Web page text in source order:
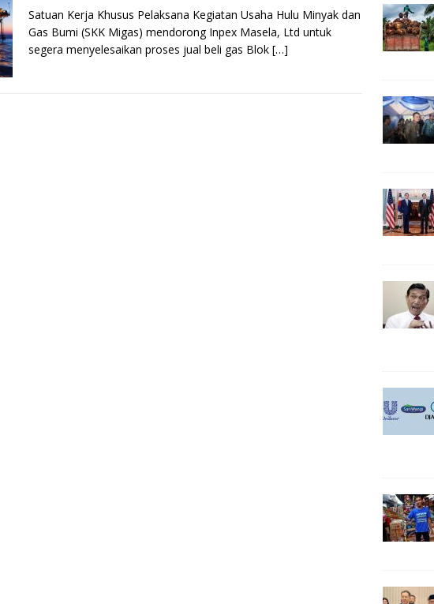
Satuan Kerja Khusus Pelaksana Kegiatan Usaha Hulu Minyak dan
Gas Bumi (SKK Migas) mendorong Inpex Masela, Ltd untuk
segera menyelesaikan proses jual beli gas Blok […]